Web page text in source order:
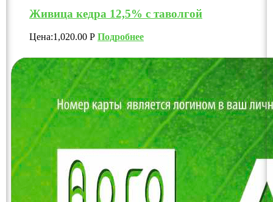
Живица кедра 12,5% с таволгой
Цена:1,020.00 Р Подробнее